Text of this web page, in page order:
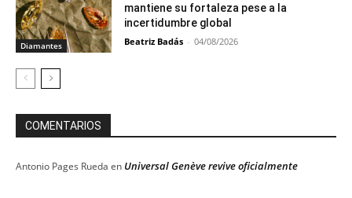
Diamantes
mantiene su fortaleza pese a la
incertidumbre global
Beatriz Badás - 04/08/2026
COMENTARIOS
Antonio Pages Rueda en Universal Genève revive oficialmente